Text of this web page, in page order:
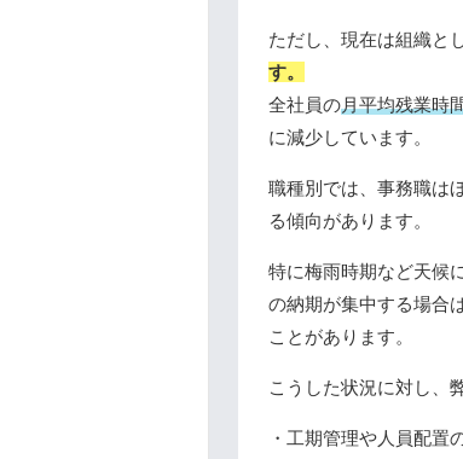
ただし、現在は組織と
す。
全社員の月平均残業時
に減少しています。
職種別では、事務職は
る傾向があります。
特に梅雨時期など天候
の納期が集中する場合
ことがあります。
こうした状況に対し、
・工期管理や人員配置